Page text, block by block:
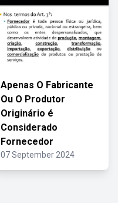
Apenas O Fabricante
Ou O Produtor
Originário é
Considerado
Fornecedor
07 September 2024